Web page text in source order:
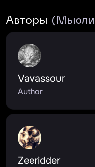
Авторы
Vavassour
Author
Zeeridder